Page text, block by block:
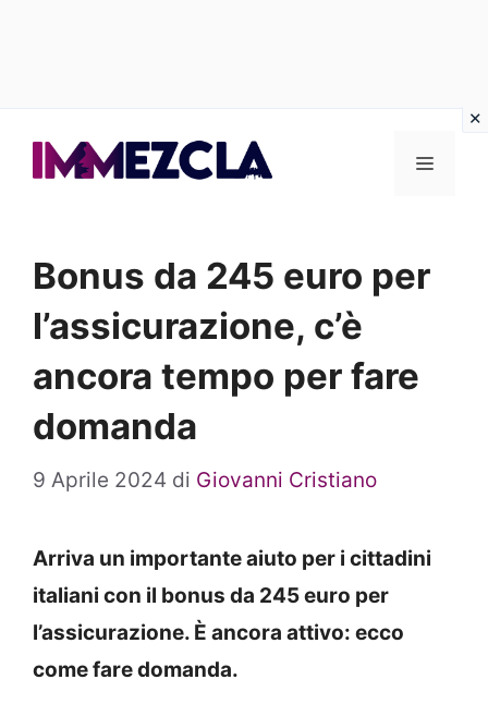
Menu
Bonus da 245 euro per
l’assicurazione, c’è
ancora tempo per fare
domanda
9 Aprile 2024 di Giovanni Cristiano
Arriva un importante aiuto per i cittadini
italiani con il bonus da 245 euro per
l’assicurazione. È ancora attivo: ecco
come fare domanda.